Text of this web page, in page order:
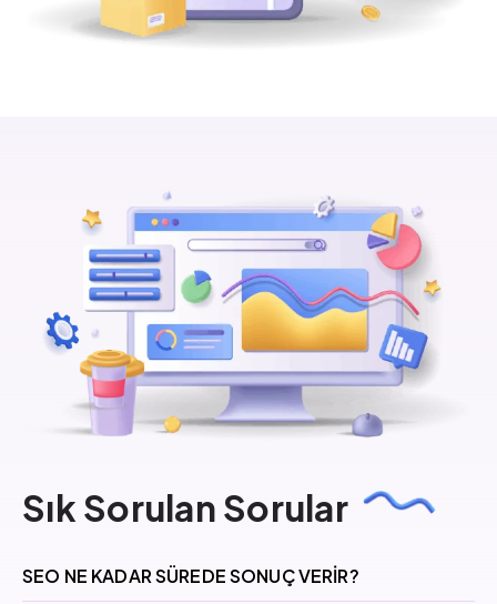
Sık Sorulan Sorular
SEO NE KADAR SÜREDE SONUÇ VERIR?